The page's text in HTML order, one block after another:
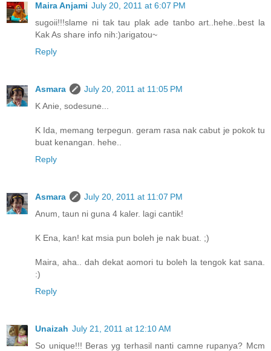
Maira Anjami July 20, 2011 at 6:07 PM
sugoii!!!slame ni tak tau plak ade tanbo art..hehe..best la
Kak As share info nih:)arigatou~
Reply
Asmara
July 20, 2011 at 11:05 PM
K Anie, sodesune...
K Ida, memang terpegun. geram rasa nak cabut je pokok tu
buat kenangan. hehe..
Reply
Asmara
July 20, 2011 at 11:07 PM
Anum, taun ni guna 4 kaler. lagi cantik!
K Ena, kan! kat msia pun boleh je nak buat. ;)
Maira, aha.. dah dekat aomori tu boleh la tengok kat sana.
:)
Reply
Unaizah July 21, 2011 at 12:10 AM
So unique!!! Beras yg terhasil nanti camne rupanya? Mcm